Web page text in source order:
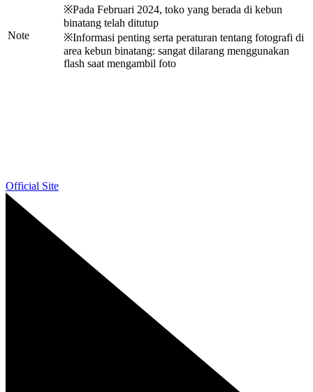
Note
※Pada Februari 2024, toko yang berada di kebun
binatang telah ditutup
※Informasi penting serta peraturan tentang fotografi di
area kebun binatang: sangat dilarang menggunakan
flash saat mengambil foto
Official Site